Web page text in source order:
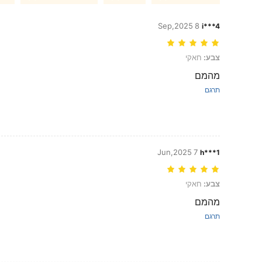
i***4
8 Sep,2025
צבע: חאקי
צבע: חאקי
מהמם
תרגם
h***1
7 Jun,2025
צבע: חאקי
צבע: חאקי
מהמם
תרגם